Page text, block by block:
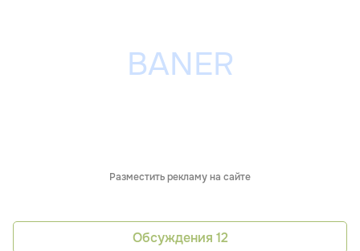
Разместить рекламу на сайте
Обсуждения 12